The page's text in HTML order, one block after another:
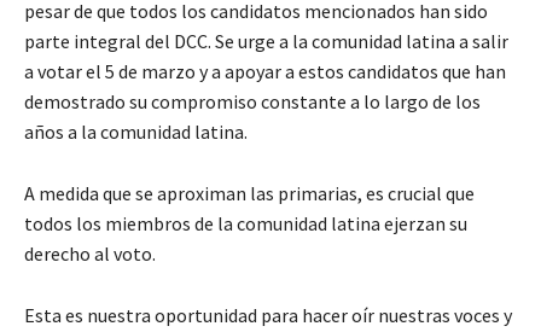
pesar de que todos los candidatos mencionados han sido
parte integral del DCC. Se urge a la comunidad latina a salir
a votar el 5 de marzo y a apoyar a estos candidatos que han
demostrado su compromiso constante a lo largo de los
años a la comunidad latina.
A medida que se aproximan las primarias, es crucial que
todos los miembros de la comunidad latina ejerzan su
derecho al voto.
Esta es nuestra oportunidad para hacer oír nuestras voces y